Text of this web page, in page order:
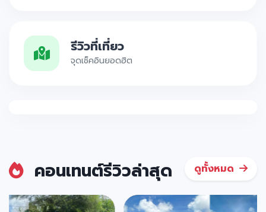
รีวิวที่เที่ยว
จุดเช็คอินยอดฮิต
คอนเทนต์รีวิวล่าสุด ดูทั้งหมด